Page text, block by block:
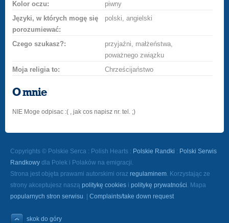
Kolor oczu:
piwny
Języki, w których mogę się
porozumiewać:
polski, angielski
Czego szukasz?:
przyjaźni, małżeństwa,
poważnego związku
Moja religia to:
Chrześcijaństwo
O mnie
NIE Moge odpisac :( , jak cos napisz nr. tel. ;)
Copyrights © Polskie Serca : Polish Hearts : Polskie Randki : Polski Serwis
Randkowy dla Polek i Polaków na emigracji.
Strona jest objęta prawami autorskimi oraz regulaminem. Korzystając ze
strony akceptujesz naszą politykę cookies i politykę prywatności. Mapa
popularnych stron serwisu. | Complaints/take down request
skok do góry